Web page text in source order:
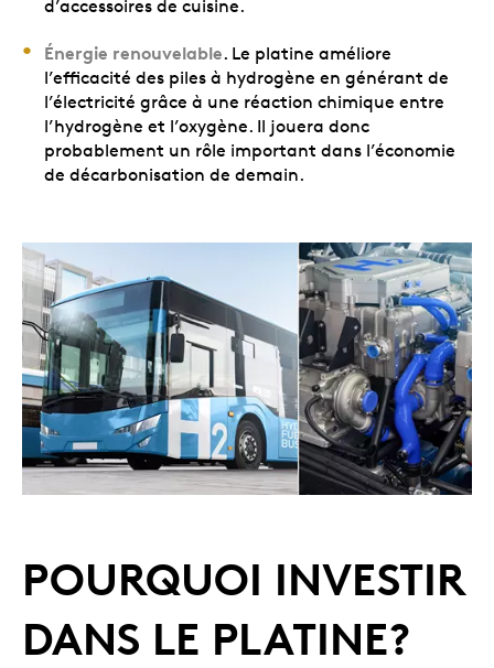
d’accessoires de cuisine.
Énergie renouvelable. Le platine améliore
l’efficacité des piles à hydrogène en générant de
l’électricité grâce à une réaction chimique entre
l’hydrogène et l’oxygène. Il jouera donc
probablement un rôle important dans l’économie
de décarbonisation de demain.
POURQUOI INVESTIR
DANS LE PLATINE?